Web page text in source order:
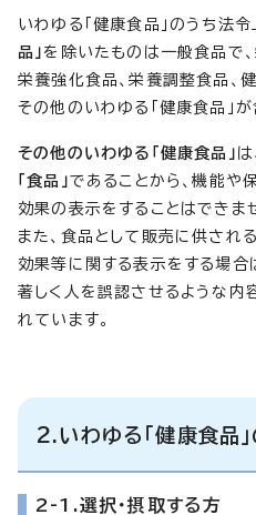
いわゆる「健康食品」のうち法
品」 を除いたものは一般食品で
栄養強化食品、栄養調整食品、
その他のいわゆる「健康食品」が
その他のいわゆる「健康食品」
「食品」であることから、機能や
効果の表示をすることはできま
また、食品として販売に供され
効果等に関する表示をする場合
著しく人を誤認させるような内
れています。
2.いわゆる「健康食品
2-1.選択・摂取する方